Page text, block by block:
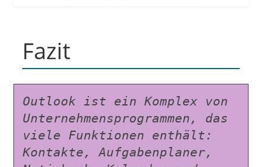
Fazit
Outlook ist ein Komplex von
Unternehmensprogrammen, das
viele Funktionen enthält:
Kontakte, Aufgabenplaner,